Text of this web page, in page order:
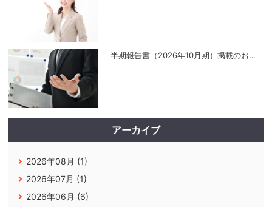
半期報告書（2026年10月期）掲載のお…
アーカイブ
2026年08月 (1)
2026年07月 (1)
2026年06月 (6)